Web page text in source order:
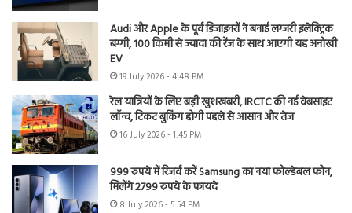
Audi और Apple के पूर्व डिजाइनरों ने बनाई लग्जरी इलेक्ट्रिक
बग्गी, 100 किमी से ज्यादा की रेंज के साथ आएगी यह अनोखी
EV
19 July 2026 - 4:48 PM
रेल यात्रियों के लिए बड़ी खुशखबरी, IRCTC की नई वेबसाइट
लॉन्च, टिकट बुकिंग होगी पहले से आसान और तेज
16 July 2026 - 1:45 PM
999 रुपये में रिजर्व करें Samsung का नया फोल्डेबल फोन,
मिलेंगे 2799 रुपये के फायदे
8 July 2026 - 5:54 PM